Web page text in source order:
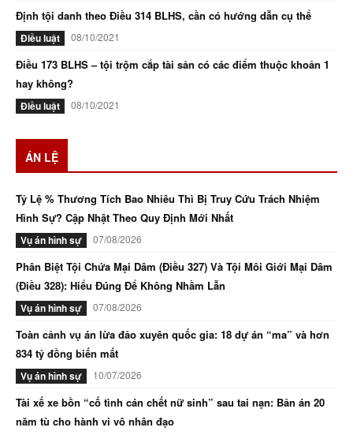
Định tội danh theo Điều 314 BLHS, cần có hướng dẫn cụ thể
Điều luật 08/10/2021
Điều 173 BLHS – tội trộm cắp tài sản có các điểm thuộc khoản 1
hay không?
Điều luật 08/10/2021
ÁN LỆ
Tỷ Lệ % Thương Tích Bao Nhiêu Thì Bị Truy Cứu Trách Nhiệm
Hình Sự? Cập Nhật Theo Quy Định Mới Nhất
Vụ án hình sự 07/08/2026
Phân Biệt Tội Chứa Mại Dâm (Điều 327) Và Tội Môi Giới Mại Dâm
(Điều 328): Hiểu Đúng Để Không Nhầm Lẫn
Vụ án hình sự 07/08/2026
Toàn cảnh vụ án lừa đảo xuyên quốc gia: 18 dự án “ma” và hơn
834 tỷ đồng biến mất
Vụ án hình sự 10/07/2026
Tài xế xe bồn “cố tình cán chết nữ sinh” sau tai nạn: Bản án 20
năm tù cho hành vi vô nhân đạo